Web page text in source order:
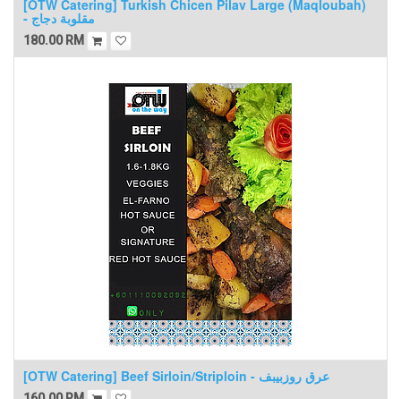
[OTW Catering] Turkish Chicen Pilav Large (Maqloubah)
- مقلوبة دجاج
180.00RM
[OTW Catering] Beef Sirloin/Striploin - عرق روزبيبف